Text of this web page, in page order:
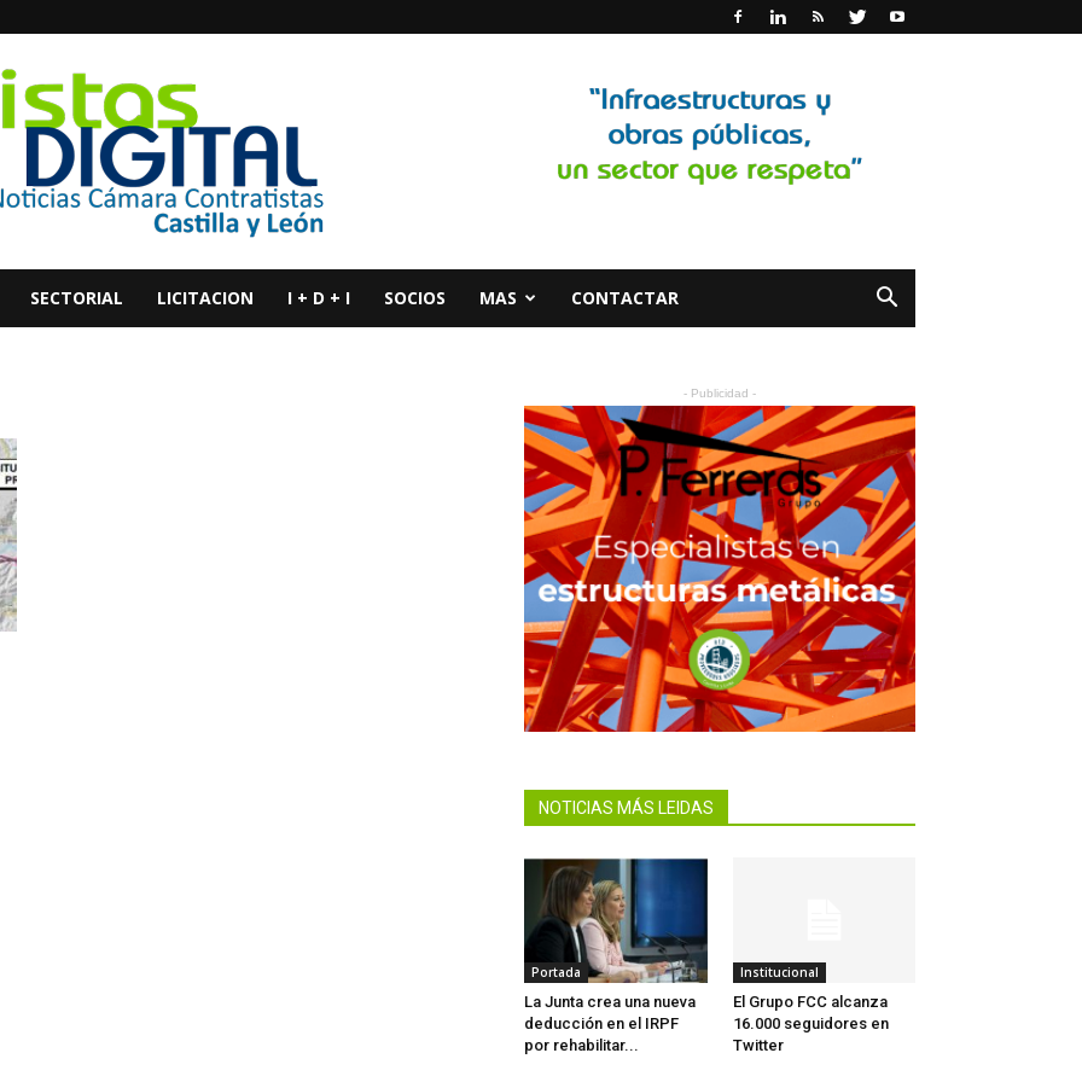
SECTORIAL LICITACION I + D + I SOCIOS MAS CONTACTAR
- Publicidad -
NOTICIAS MÁS LEIDAS
Portada
La Junta crea una nueva
deducción en el IRPF
por rehabilitar...
Institucional
El Grupo FCC alcanza
16.000 seguidores en
Twitter